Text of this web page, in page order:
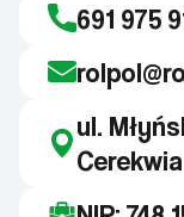
691 975
ul.
Cerekwia